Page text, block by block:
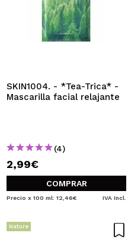
SKIN1004. - *Tea-Trica* -
Mascarilla facial relajante
(4)
2,99€
COMPRAR
Precio x 100 ml: 12,46€ IVA Incl.
Nature